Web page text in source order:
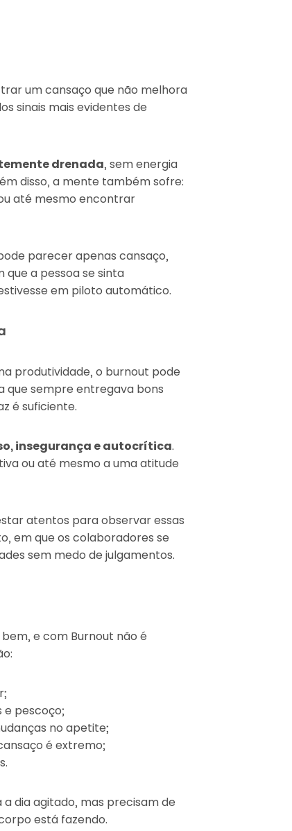
um cansaço que não melhora
sinais mais evidentes de
drenada, sem energia
disso, a mente também sofre:
até mesmo encontrar
parecer apenas cansaço,
que a pessoa se sinta
em piloto automático.
produtividade, o burnout pode
que sempre entregava bons
é suficiente.
insegurança e autocrítica.
ou até mesmo a uma atitude
atentos para observar essas
em que os colaboradores se
sem medo de julgamentos.
e com Burnout não é
e pescoço;
no apetite;
é extremo;
a dia agitado, mas precisam de
está fazendo.